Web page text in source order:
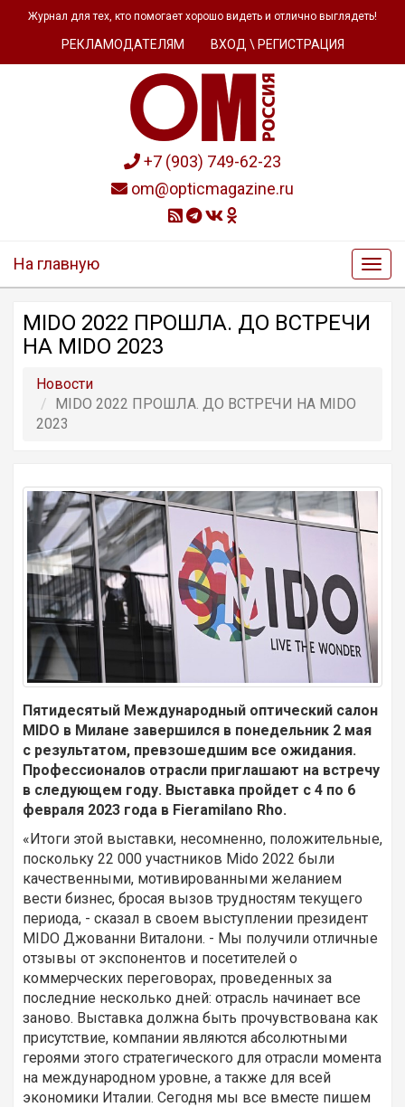
Журнал для тех, кто помогает хорошо видеть и отлично выглядеть!
РЕКЛАМОДАТЕЛЯМ ВХОД \ РЕГИСТРАЦИЯ
+7 (903) 749-62-23
om@opticmagazine.ru
На главную
MIDO 2022 ПРОШЛА. ДО ВСТРЕЧИ
НА MIDO 2023
Новости
MIDO 2022 ПРОШЛА. ДО ВСТРЕЧИ НА MIDO
2023
Пятидесятый Международный оптический салон
MIDO в Милане завершился в понедельник 2 мая
с результатом, превзошедшим все ожидания.
Профессионалов отрасли приглашают на встречу
в следующем году. Выставка пройдет с 4 по 6
февраля 2023 года в Fieramilano Rho.
«Итоги этой выставки, несомненно, положительные,
поскольку 22 000 участников Mido 2022 были
качественными, мотивированными желанием
вести бизнес, бросая вызов трудностям текущего
периода, - сказал в своем выступлении президент
MIDO Джованни Виталони. - Мы получили отличные
отзывы от экспонентов и посетителей о
коммерческих переговорах, проведенных за
последние несколько дней: отрасль начинает все
заново. Выставка должна быть прочувствована как
присутствие, компании являются абсолютными
героями этого стратегического для отрасли момента
на международном уровне, а также для всей
экономики Италии. Сегодня мы все вместе пишем